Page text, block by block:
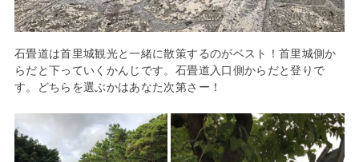
石畳道は首里城観光と一緒に散策するのがベスト！首里城側か
らだと下っていくかんじです。石畳道入口側からだと登りで
す。どちらを選ぶかはあなた次第さー！